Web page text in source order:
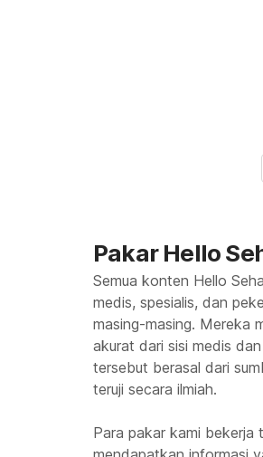
Pakar Hello
Semua konten Hello
medis, spesialis, dan
masing-masing. Mereka
akurat dari sisi medis
tersebut berasal dari
teruji secara ilmiah.
Para pakar kami bekerja